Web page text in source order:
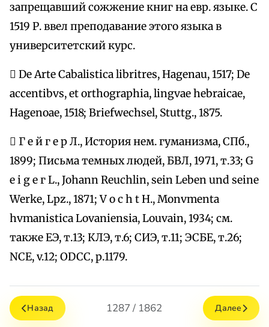
запрещавший сожжение книг на евр. языке. С
1519 Р. ввел преподавание этого языка в
университетский курс.
 De Arte Cabalistica libritres, Hagenau, 1517; De
aсcentibvs, et orthographia, lingvae hebraicae,
Hagenoae, 1518; Briefwechsel, Stuttg., 1875.
 Г е й г е р Л., История нем. гуманизма, СПб.,
1899; Письма темных людей, БВЛ, 1971, т.33; G
е i g е г L., Johann Reuchlin, sein Lebеn und seine
Werke, Lpz., 1871; V о с h t Н., Monvmenta
hvmanistica Lovaniensia, Louvain, 1934; см.
также ЕЭ, т.13; КЛЭ, т.6; СИЭ, т.11; ЭСБЕ, т.26;
NCE, v.12; ODCC, р.1179.
Назад 1287 / 1862 Далее